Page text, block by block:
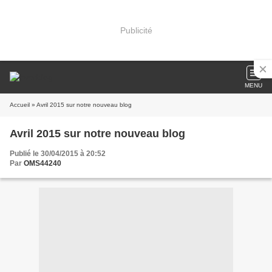
Publicité
MENU
Accueil » Avril 2015 sur notre nouveau blog
Avril 2015 sur notre nouveau blog
Publié le 30/04/2015 à 20:52
Par OMS44240